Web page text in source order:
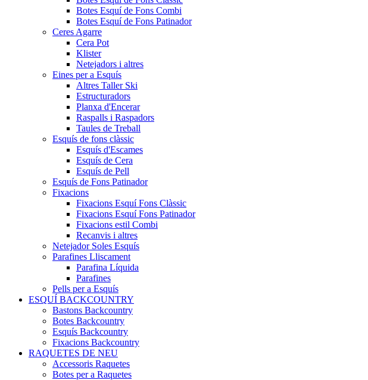
Botes Esquí de Fons Combi
Botes Esquí de Fons Patinador
Ceres Agarre
Cera Pot
Klister
Netejadors i altres
Eines per a Esquís
Altres Taller Ski
Estructuradors
Planxa d'Encerar
Raspalls i Raspadors
Taules de Treball
Esquís de fons clàssic
Esquís d'Escames
Esquís de Cera
Esquís de Pell
Esquís de Fons Patinador
Fixacions
Fixacions Esquí Fons Clàssic
Fixacions Esquí Fons Patinador
Fixacions estil Combi
Recanvis i altres
Netejador Soles Esquís
Parafines Lliscament
Parafina Líquida
Parafines
Pells per a Esquís
ESQUÍ BACKCOUNTRY
Bastons Backcountry
Botes Backcountry
Esquís Backcountry
Fixacions Backcountry
RAQUETES DE NEU
Accessoris Raquetes
Botes per a Raquetes